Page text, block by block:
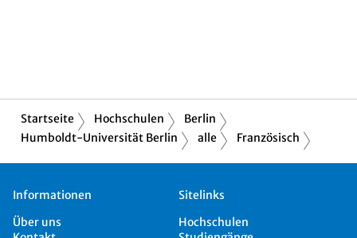
Startseite Hochschulen
Berlin
Humboldt-Universität Berlin
alle Französisch
Informationen
Über uns
Sitelinks
Hochschulen